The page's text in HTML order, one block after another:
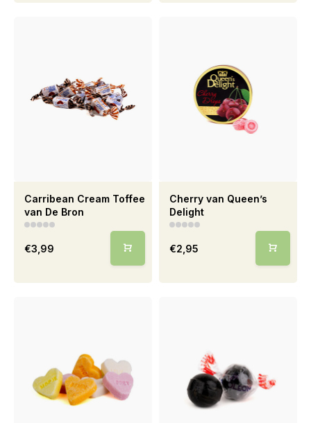
Carribean Cream Toffee
van De Bron
€3,99
Cherry van Queen’s
Delight
€2,95